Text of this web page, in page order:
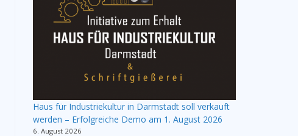
Haus für Industriekultur in Darmstadt soll verkauft
werden – Erfolgreiche Demo am 1. August 2026
6. August 2026